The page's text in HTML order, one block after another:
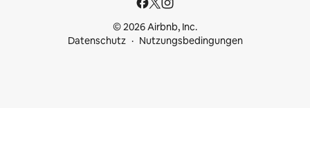
© 2026 Airbnb, Inc.
Datenschutz
Nutzungsbedingungen